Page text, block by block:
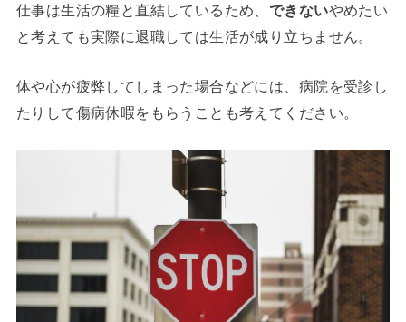
仕事は生活の糧と直結しているため、 できないやめたい
と考えても実際に退職しては生活が成り立ちません。
体や心が疲弊してしまった場合などには、病院を受診し
たりして傷病休暇をもらうことも考えてください。